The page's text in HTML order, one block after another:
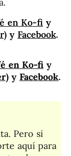
en Ko-fi y
y Facebook.
en Ko-fi y
y Facebook.
Pero si
aquí para